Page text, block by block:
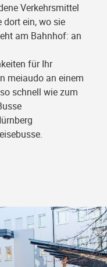
Verkehrsmittel
ein, wo sie
am Bahnhof: an
für Ihr
meiaudo an einem
schnell wie zum